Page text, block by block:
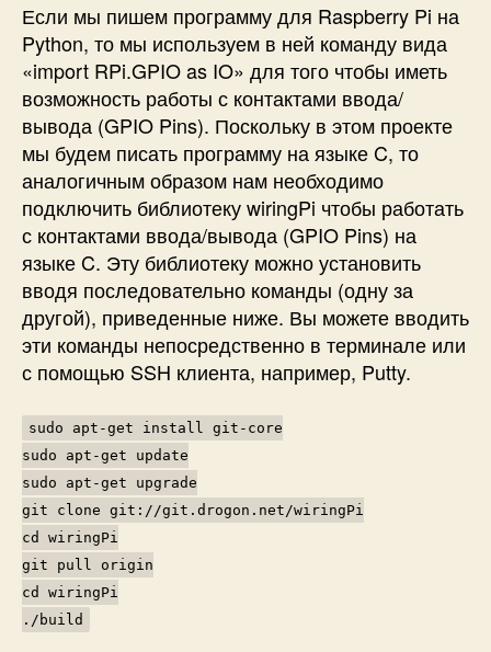
Если мы пишем программу для Raspberry Pi на
Python, то мы используем в ней команду вида
«import RPi.GPIO as IO» для того чтобы иметь
возможность работы с контактами ввода/
вывода (GPIO Pins). Поскольку в этом проекте
мы будем писать программу на языке C, то
аналогичным образом нам необходимо
подключить библиотеку wiringPi чтобы работать
с контактами ввода/вывода (GPIO Pins) на
языке C. Эту библиотеку можно установить
вводя последовательно команды (одну за
другой), приведенные ниже. Вы можете вводить
эти команды непосредственно в терминале или
с помощью SSH клиента, например, Putty.
sudo apt-get install git-core
sudo apt-get update
sudo apt-get upgrade
git clone git://git.drogon.net/wiringPi
cd wiringPi
git pull origin
cd wiringPi
./build